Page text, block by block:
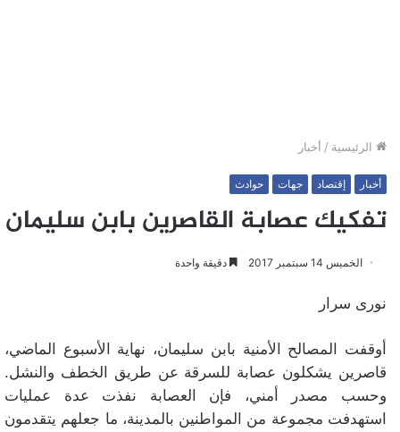
الرئيسية / أخبار
أخبار إقتصاد جهات حوادث
تفكيك عصابة القاصرين بابن سليمان
الخميس 14 سبتمبر 2017 دقيقة واحدة
نورى سرار
أوقفت المصالح الأمنية بابن سليمان، نهاية الأسبوع الماضي،
قاصرين يشكلون عصابة للسرقة عن طريق الخطف والنشل.
وحسب مصدر أمني، فإن العصابة نفذت عدة عمليات
استهدفت مجموعة من المواطنين بالمدينة، ما جعلهم يتقدمون